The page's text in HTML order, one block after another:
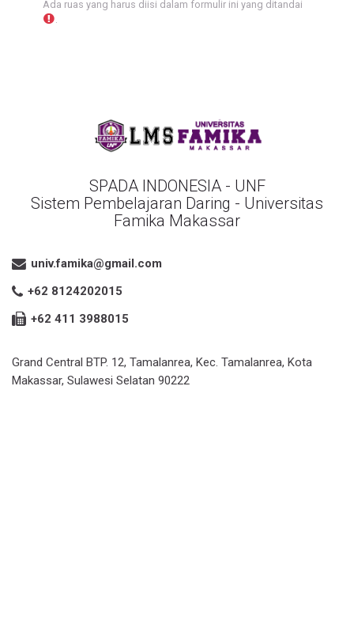
Ada ruas yang harus diisi dalam formulir ini yang ditandai
.
SPADA INDONESIA - UNF
Sistem Pembelajaran Daring - Universitas
Famika Makassar
univ.famika@gmail.com
+62 8124202015
+62 411 3988015
Grand Central BTP. 12, Tamalanrea, Kec. Tamalanrea, Kota
Makassar, Sulawesi Selatan 90222